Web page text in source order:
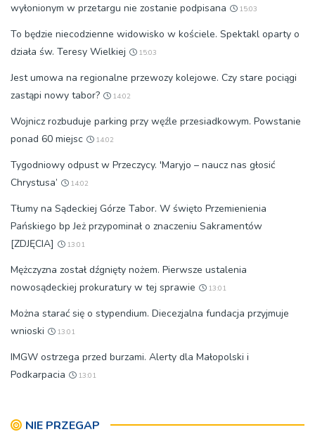
wyłonionym w przetargu nie zostanie podpisana
15:03
To będzie niecodzienne widowisko w kościele. Spektakl oparty o
działa św. Teresy Wielkiej
15:03
Jest umowa na regionalne przewozy kolejowe. Czy stare pociągi
zastąpi nowy tabor?
14:02
Wojnicz rozbuduje parking przy węźle przesiadkowym. Powstanie
ponad 60 miejsc
14:02
Tygodniowy odpust w Przeczycy. 'Maryjo – naucz nas głosić
Chrystusa’
14:02
Tłumy na Sądeckiej Górze Tabor. W święto Przemienienia
Pańskiego bp Jeż przypominał o znaczeniu Sakramentów
[ZDJĘCIA]
13:01
Mężczyzna został dźgnięty nożem. Pierwsze ustalenia
nowosądeckiej prokuratury w tej sprawie
13:01
Można starać się o stypendium. Diecezjalna fundacja przyjmuje
wnioski
13:01
IMGW ostrzega przed burzami. Alerty dla Małopolski i
Podkarpacia
13:01
NIE PRZEGAP